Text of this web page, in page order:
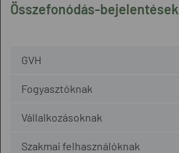
Összefonódás-bejelentések
GVH
Fogyasztóknak
Vállalkozásoknak
Szakmai felhasználóknak